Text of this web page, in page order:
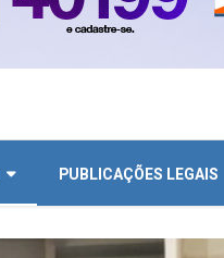
PUBLICAÇÕES LEGAIS